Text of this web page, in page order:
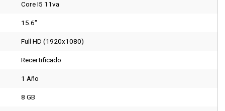
Core I5 11va
15.6"
Full HD (1920x1080)
Recertificado
1 Año
8 GB